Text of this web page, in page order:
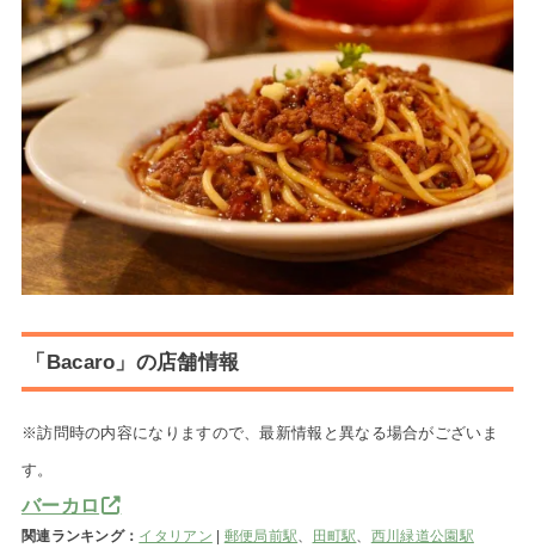
「Bacaro」の店舗情報
※訪問時の内容になりますので、最新情報と異なる場合がございま
す。
バーカロ
関連ランキング： イタリアン | 郵便局前駅 田町駅 西川緑道公園駅